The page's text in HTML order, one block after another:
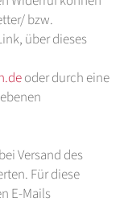
bzw.
über dieses
oder durch eine
Versand des
Für diese
E-Mails